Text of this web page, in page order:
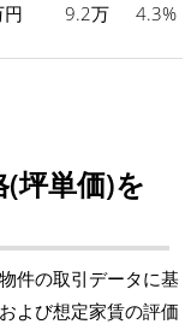
9.2万 4.3%
坪単価)を
件の取引データに基
よび想定家賃の評価